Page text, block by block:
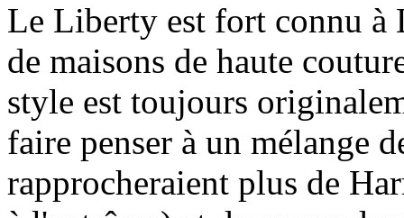
Le Liberty est fort connu à
de maisons de haute
style est toujours
faire penser à un mélange
rapprocheraient plus de